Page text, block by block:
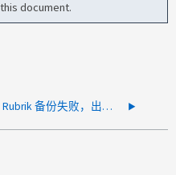
document.
Rubrik 备份失败，出现"无法执行 'NETAPP' Snapdiff"